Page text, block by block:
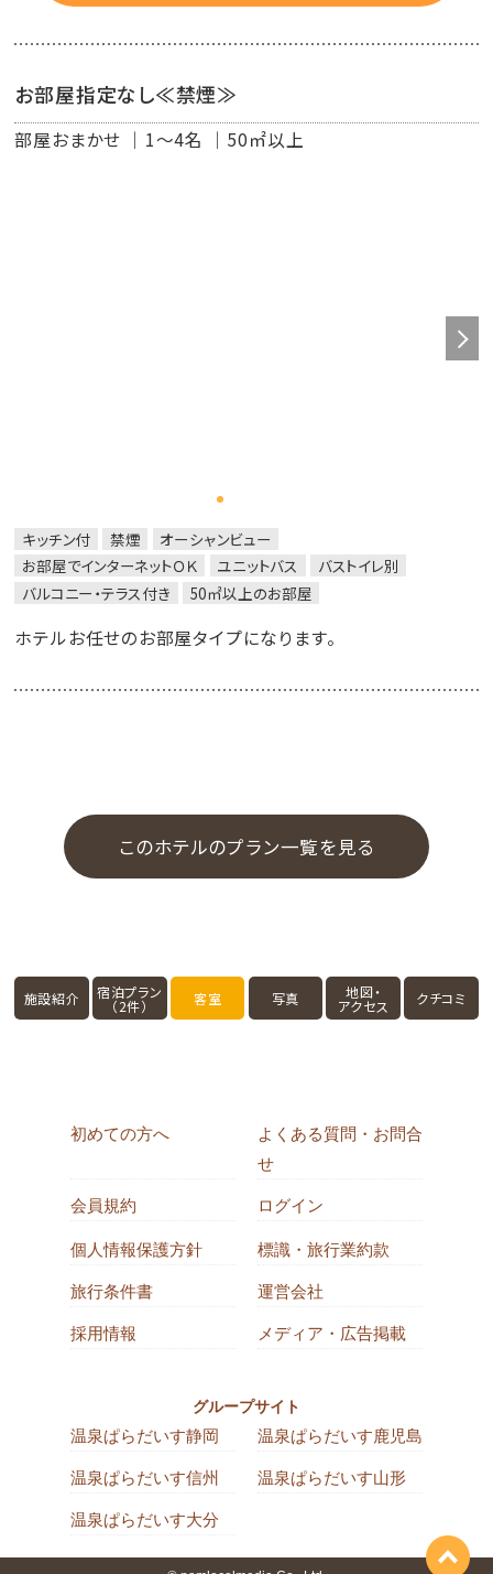
お部屋指定なし≪禁煙≫
部屋おまかせ 1～4名 50㎡以上
キッチン付 禁煙
オーシャンビュー
お部屋でインターネットＯＫ
ユニットバス
バストイレ別
バルコニー・テラス付き
50㎡以上のお部屋
ホテルお任せのお部屋タイプになります。
このホテルのプラン一覧を見る
施設紹介 宿泊プラン
（2件） 客室 写真 地図・
アクセス クチコミ
初めての方へ
よくある質問・お問合
せ
会員規約 ログイン
個人情報保護方針 標識・旅行業約款
旅行条件書 運営会社
採用情報 メディア・広告掲載
グループサイト
温泉ぱらだいす静岡 温泉ぱらだいす鹿児島
温泉ぱらだいす信州 温泉ぱらだいす山形
温泉ぱらだいす大分